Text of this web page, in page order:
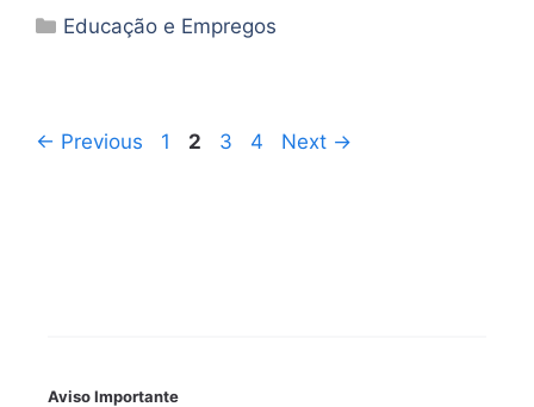
Categorias
Educação e Empregos
← Previous Page
1 Page
2 Page
3 Page
4 Next →
Aviso Importante